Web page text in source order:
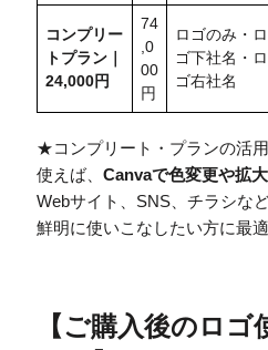
コンプリー
トプラン｜
24,000円
74
,0
00
円
ロゴのみ・ロ
ゴ下社名・ロ
ゴ右社名
★コンプリート・プランの活
使えば、 Canvaで色変更や拡
Webサイト、SNS、チラシな
鮮明に使いこなしたい方に最適
【ご購入後のロゴ